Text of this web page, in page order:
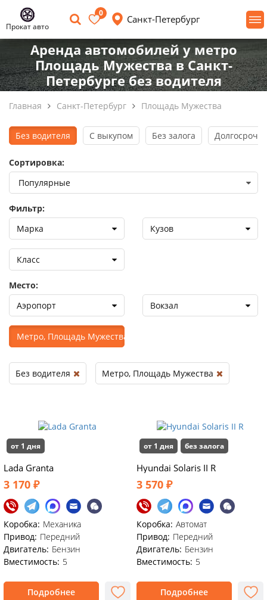
Прокат авто
0
Санкт-Петербург
Аренда автомобилей у метро
Площадь Мужества в Санкт-
Петербурге без водителя
Главная Санкт-Петербург Площадь Мужества
от 1 дня
Lada Granta
3 170 ₽
Коробка: Механика
Привод: Передний
Двигатель: Бензин
Вместимость: 5
Подробнее
от 1 дня без залога
Hyundai Solaris II R
3 570 ₽
Коробка: Автомат
Привод: Передний
Двигатель: Бензин
Вместимость: 5
Подробнее
Без водителя С выкупом Без залога
Сортировка:
Фильтр:
Марка
Кузов
Класс
Место:
Аэропорт
Вокзал
Метро, Площадь Мужества
Без водителя Метро, Площадь Мужества